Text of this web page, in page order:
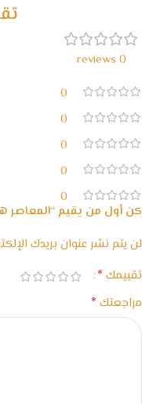
0 reviews
0
0
0
0
0
كن أول من يقيم “المعاصر
لن يتم نشر عنوان بريدك
تقييمك *
مراجعتك *